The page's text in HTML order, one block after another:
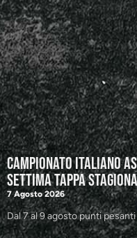
Campionato Italiano
settima tappa
7 Agosto 2026
Dal 7 al 9 agosto punti